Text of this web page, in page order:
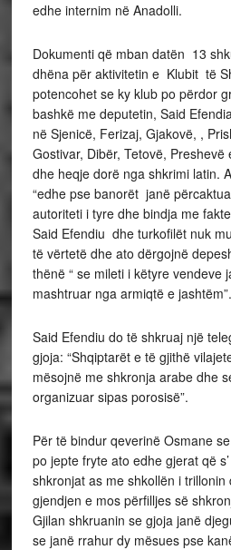
edhe internim në Anadolli.
Dokumenti që mban datën 13
dhëna për aktivitetin e Klubit të
potencohet se ky klub po përdor
bashkë me deputetin, Said
në Sjenicë, Ferizaj, Gjakovë, ,
Gostivar, Dibër, Tetovë,
dhe heqje dorë nga shkrimi latin.
“edhe pse banorët janë
autoriteti i tyre dhe bindja me
Said Efendiu dhe turkofilët nuk
të vërtetë dhe ato dërgojnë
thënë “ se mileti i këtyre
mashtruar nga armiqtë e jashtëm”.
Said Efendiu do të shkruaj një
gjoja: “Shqiptarët e të gjithë
mësojnë me shkronja arabe dhe
organizuar sipas porosisë”.
Për të bindur qeverinë Osmane
po jepte fryte ato edhe gjerat që
shkronjat as me shkollën i
gjendjen e mos përfilljes së
Gjilan shkruanin se gjoja janë
se janë rrahur dy mësues pse